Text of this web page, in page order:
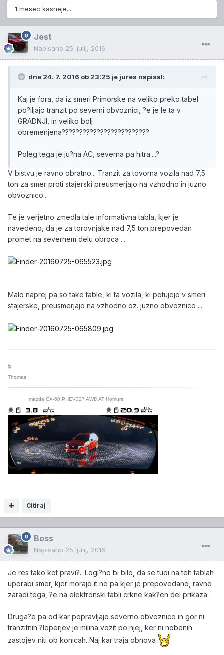
1 mesec kasneje...
Jest
Napisano 25. julij, 2016
dne 24. 7. 2016 ob 23:25 je jures napisal:
Kaj je fora, da iz smeri Primorske na veliko preko tabel
po?iljajo tranzit po severni obvoznici, ?e je le ta v
GRADNJI, in veliko bolj
obremenjena?????????????????????????
Poleg tega je ju?na AC, severna pa hitra....?
V bistvu je ravno obratno... Tranzit za tovorna vozila nad 7,5
ton za smer proti stajerski preusmerjajo na vzhodno in juzno
obvoznico...
Te je verjetno zmedla tale informativna tabla, kjer je
navedeno, da je za torovnjake nad 7,5 ton prepovedan
promet na severnem delu obroca ...
Malo naprej pa so take table, ki ta vozila, ki potujejo v smeri
stajerske, preusmerjajo na vzhodno oz. juzno obvoznico ...
Citiraj
lp
Thomas
mazda CX-60 PHEV327 AWD AT Homura
Boss
Napisano 25. julij, 2016
Je res tako kot pravi?.. Logi?no bi bilo, da se tudi na teh tablah
uporabi smer, kjer morajo it ne pa kjer je prepovedano, ravno
zaradi tega, ?e na elektronski tabli crkne kak?en del prikaza.
Druga?e pa od kar popravljajo severno obvoznico in gor ni
tranzitnih ?leperjev je milina vozit po njej, ker ni nobenih
zastojev niti ob konicah. Naj kar traja obnova